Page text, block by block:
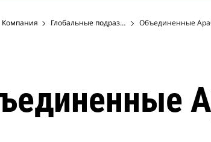
Компания Глобальные подразделенияОбъединенные